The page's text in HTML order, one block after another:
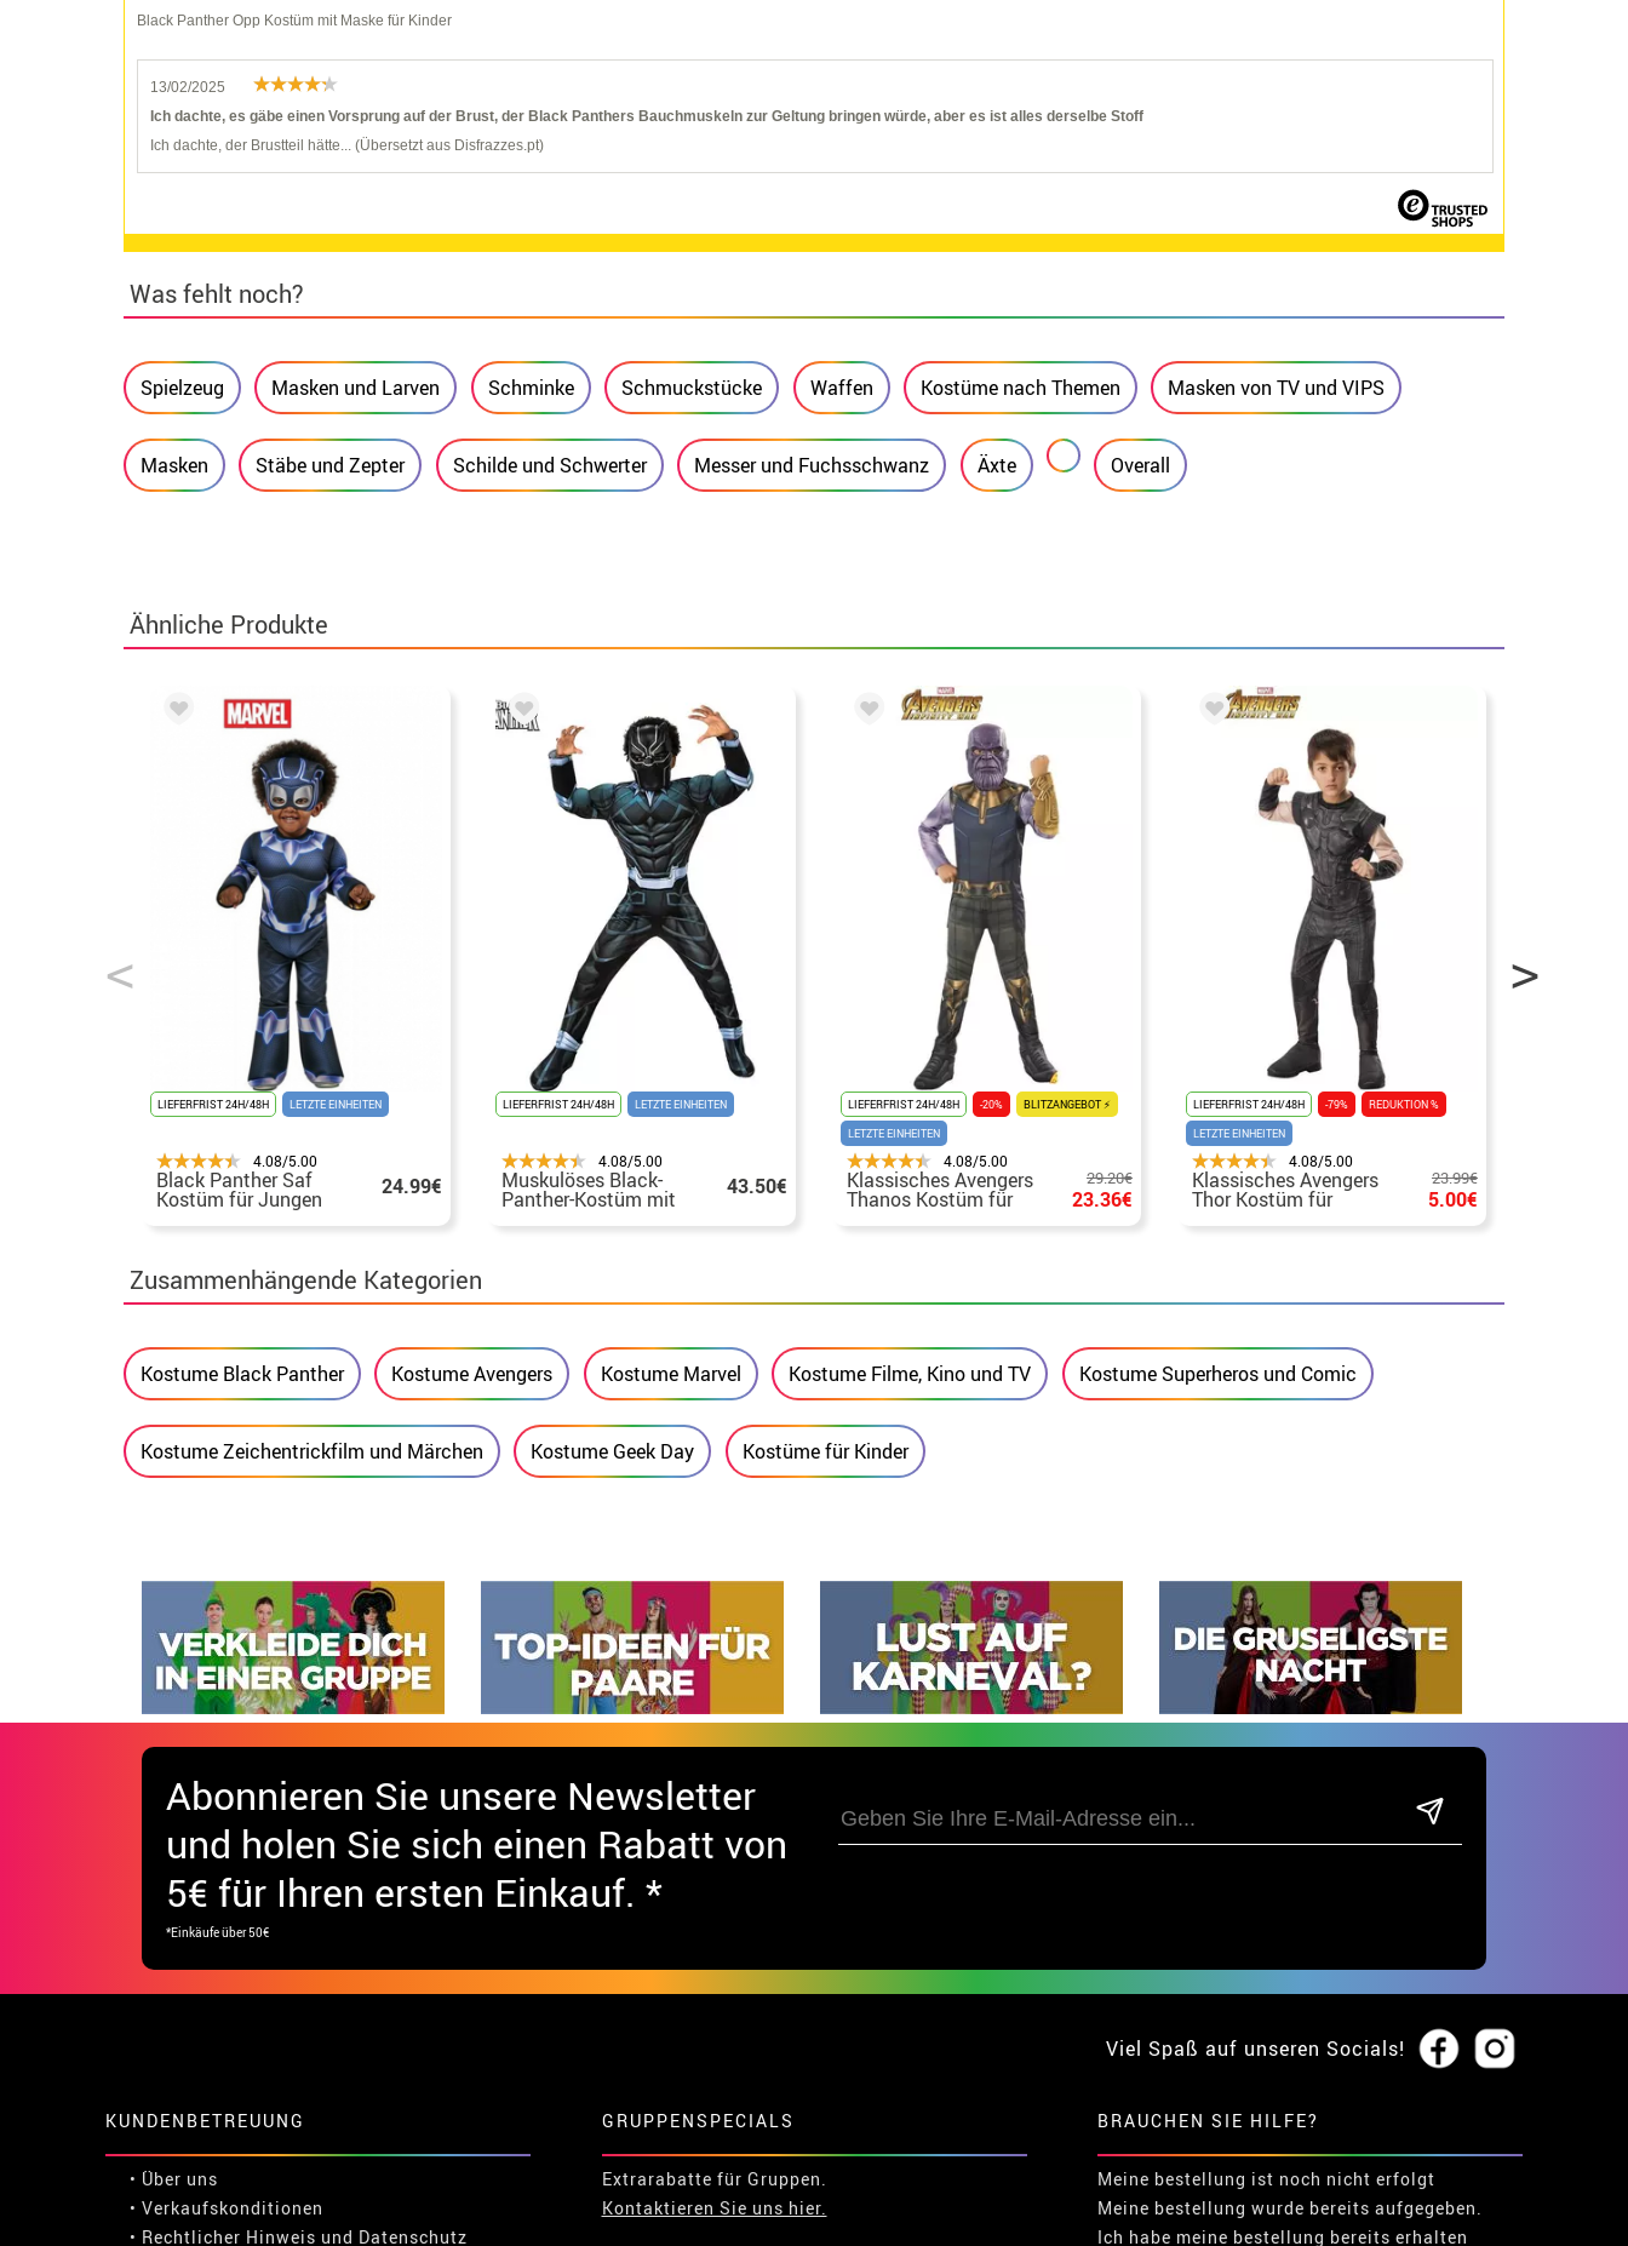
Black Panther Opp Kostüm mit Maske für Kinder
13/02/2025
Ich dachte, es gäbe einen Vorsprung auf der Brust, der Black Panthers Bauchmuskeln zur Geltung bringen würde, aber es ist alles derselbe Stoff
Ich dachte, der Brustteil hätte... (Übersetzt aus Disfrazzes.pt)
Was fehlt noch?
Spielzeug Masken und Larven Schminke Schmuckstücke Waffen Kostüme nach Themen Masken von TV und VIPS
Masken Stäbe und Zepter Schilde und Schwerter Messer und Fuchsschwanz Äxte Overall
Ähnliche Produkte
LIEFERFRIST 24H/48H LETZTE EINHEITEN
4.08/5.00
Black Panther Saf
Kostüm für Jungen 24.99€
LIEFERFRIST 24H/48H LETZTE EINHEITEN
4.08/5.00
Muskulöses Black-
Panther-Kostüm mit 43.50€
LIEFERFRIST 24H/48H -20%
BLITZANGEBOT ⚡
LETZTE EINHEITEN
4.08/5.00
Klassisches Avengers
Thanos Kostüm für
29.20€
23.36€
LIEFERFRIST 24H/48H -79%
REDUKTION %
LETZTE EINHEITEN
4.08/5.00
Klassisches Avengers
Thor Kostüm für
23.99€
5.00€
Zusammenhängende Kategorien
Kostume Black Panther Kostume Avengers Kostume Marvel Kostume Filme, Kino und TV Kostume Superheros und Comic
Kostume Zeichentrickfilm und Märchen Kostume Geek Day Kostüme für Kinder
Abonnieren Sie unsere Newsletter
und holen Sie sich einen Rabatt von
5€ für Ihren ersten Einkauf. *
*Einkäufe über 50€
Viel Spaß auf unseren Socials!
KUNDENBETREUUNG
• Über uns
• Verkaufskonditionen
• Rechtlicher Hinweis und Datenschutz
GRUPPENSPECIALS
Extrarabatte für Gruppen.
Kontaktieren Sie uns hier.
BRAUCHEN SIE HILFE?
Meine bestellung ist noch nicht erfolgt
Meine bestellung wurde bereits aufgegeben.
Ich habe meine bestellung bereits erhalten